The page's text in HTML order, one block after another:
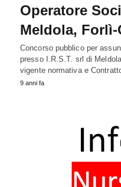
Operatore
Meldola, Forlì-
Concorso pubblico per
presso I.R.S.T. srl di
vigente normativa e
9 anni fa